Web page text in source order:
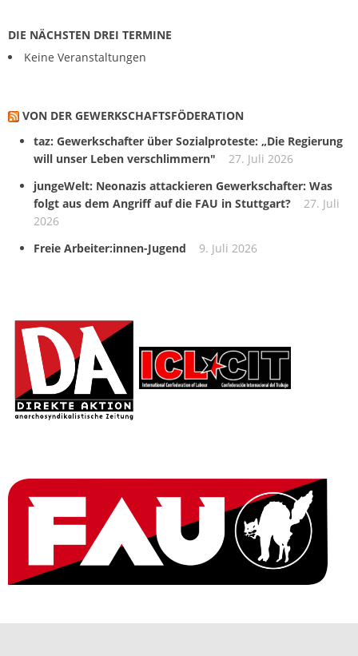
DIE NÄCHSTEN DREI TERMINE
Keine Veranstaltungen
VON DER GEWERKSCHAFTS­FÖDERATION
taz: Gewerkschafter über Sozialproteste: „Die Regierung
will unser Leben verschlimmern"
27. Juli 2026
jungeWelt: Neonazis attackieren Gewerkschafter: Was
folgt aus dem Angriff auf die FAU in Stuttgart?
27. Juli
2026
Freie Arbeiter:innen-Jugend
9. Juli 2026